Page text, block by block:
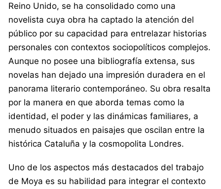
Reino Unido, se ha consolidado como una
novelista cuya obra ha captado la atención del
público por su capacidad para entrelazar historias
personales con contextos sociopolíticos complejos.
Aunque no posee una bibliografía extensa, sus
novelas han dejado una impresión duradera en el
panorama literario contemporáneo. Su obra resalta
por la manera en que aborda temas como la
identidad, el poder y las dinámicas familiares, a
menudo situados en paisajes que oscilan entre la
histórica Cataluña y la cosmopolita Londres.
Uno de los aspectos más destacados del trabajo
de Moya es su habilidad para integrar el contexto